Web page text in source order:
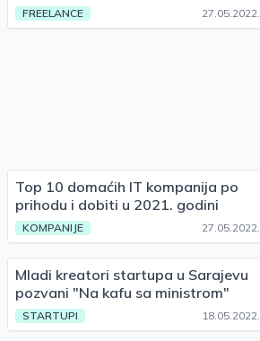
FREELANCE 27.05.2022.
Top 10 domaćih IT kompanija po
prihodu i dobiti u 2021. godini
KOMPANIJE 27.05.2022.
Mladi kreatori startupa u Sarajevu
pozvani "Na kafu sa ministrom"
STARTUPI 18.05.2022.